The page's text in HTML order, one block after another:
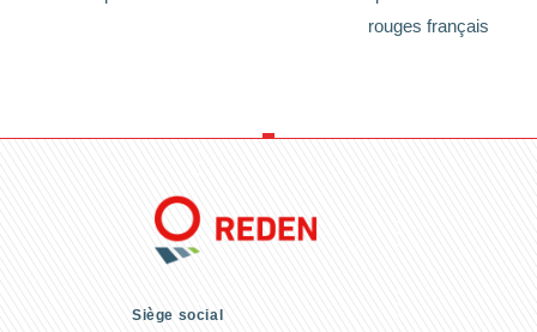
rouges français
Siège social